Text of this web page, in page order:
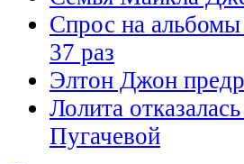
Спрос на
37 раз
Элтон Джон
Лолита
Пугачевой